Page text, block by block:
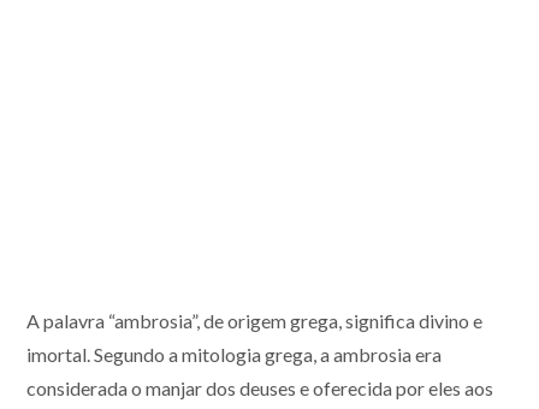
A palavra “ambrosia”, de origem grega, significa divino e
imortal. Segundo a mitologia grega, a ambrosia era
considerada o manjar dos deuses e oferecida por eles aos